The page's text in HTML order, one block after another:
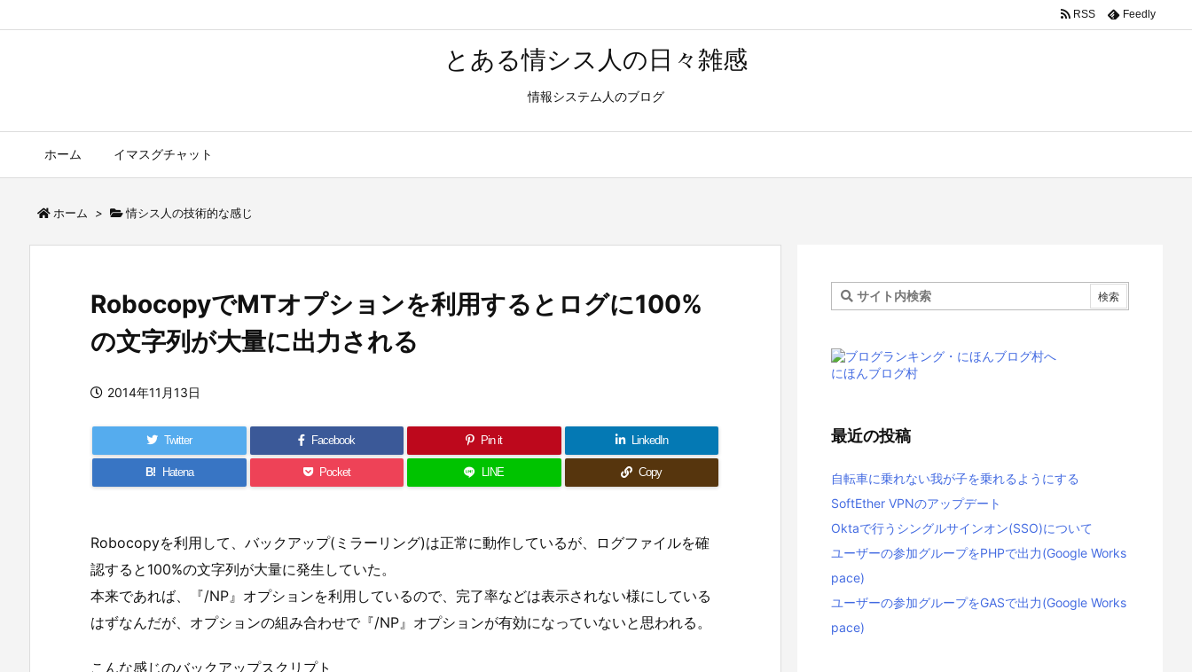
とある情シス人の日々雑感
情報システム人のブログ
ホーム イマスグチャット
RSS Feedly
ホーム > 情シス人の技術的な感じ
RobocopyでMTオプションを利用するとログに100%
の文字列が大量に出力される
2014年11月13日
Twitter Facebook Pin it LinkedIn
B! Hatena Pocket LINE Copy
Robocopyを利用して、バックアップ(ミラーリング)は正常に動作しているが、ログファイルを確
認すると100%の文字列が大量に発生していた。
本来であれば、『/NP』オプションを利用しているので、完了率などは表示されない様にしている
はずなんだが、オプションの組み合わせで『/NP』オプションが有効になっていないと思われる。
こんな感じのバックアップスクリプト
にほんブログ村
最近の投稿
自転車に乗れない我が子を乗れるようにする
SoftEther VPNのアップデート
Oktaで行うシングルサインオン(SSO)について
ユーザーの参加グループをPHPで出力(Google Works
pace)
ユーザーの参加グループをGASで出力(Google Works
pace)